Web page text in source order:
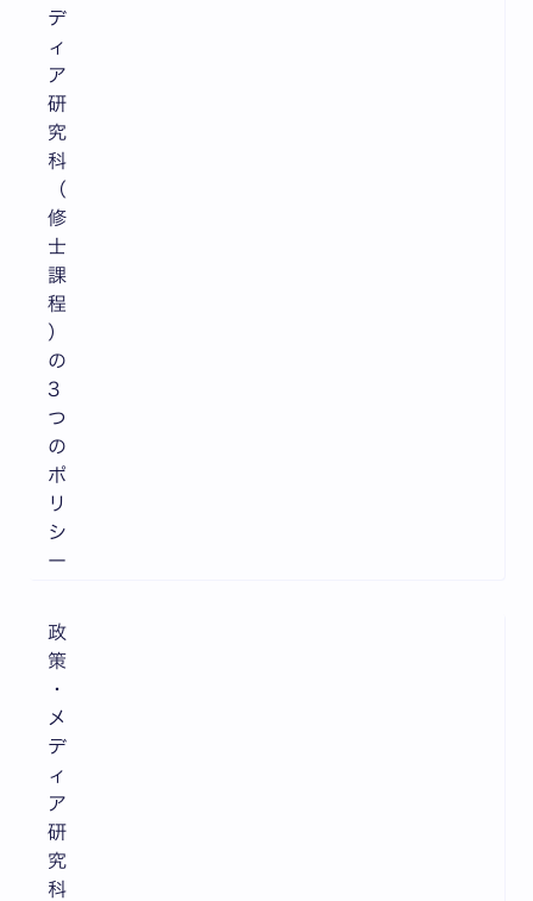
デ
ィ
ア
研
究
科
（
修
士
課
程
）
の
3
つ
の
ポ
リ
シ
ー
政
策
・
メ
デ
ィ
ア
研
究
科